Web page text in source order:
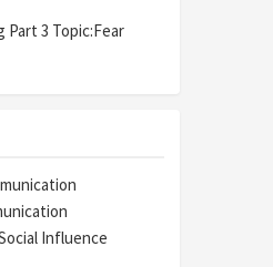
Part 3 Topic:Fear
Influence